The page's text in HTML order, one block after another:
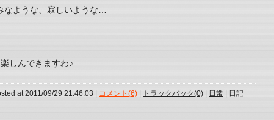
なような、寂しいような…
しんできますわ♪
at 2011/09/29 21:46:03 | コメント(6) トラックバック(0) 日常 | 日記